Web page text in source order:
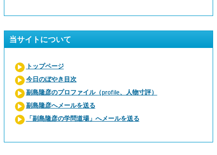
当サイトについて
トップページ
今日のぼやき目次
副島隆彦のプロファイル（profile、人物寸評）
副島隆彦へメールを送る
「副島隆彦の学問道場」へメールを送る